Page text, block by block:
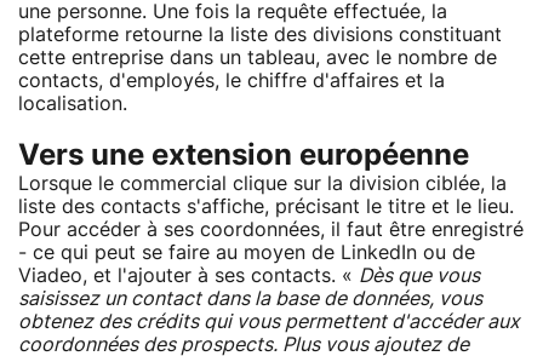
une personne. Une fois la requête effectuée, la
plateforme retourne la liste des divisions constituant
cette entreprise dans un tableau, avec le nombre de
contacts, d'employés, le chiffre d'affaires et la
localisation.
Vers une extension européenne
Lorsque le commercial clique sur la division ciblée, la
liste des contacts s'affiche, précisant le titre et le lieu.
Pour accéder à ses coordonnées, il faut être enregistré
- ce qui peut se faire au moyen de LinkedIn ou de
Viadeo, et l'ajouter à ses contacts. « Dès que vous
saisissez un contact dans la base de données, vous
obtenez des crédits qui vous permettent d'accéder aux
coordonnées des prospects. Plus vous ajoutez de